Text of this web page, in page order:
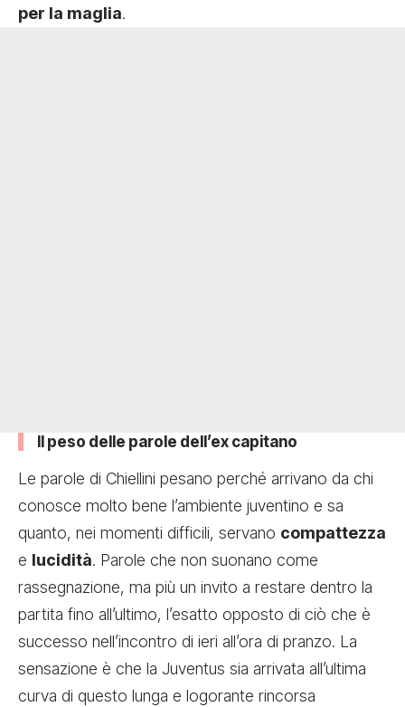
per la maglia.
Il peso delle parole dell’ex capitano
Le parole di Chiellini pesano perché arrivano da chi
conosce molto bene l’ambiente juventino e sa
quanto, nei momenti difficili, servano compattezza
e lucidità. Parole che non suonano come
rassegnazione, ma più un invito a restare dentro la
partita fino all’ultimo, l’esatto opposto di ciò che è
successo nell’incontro di ieri all’ora di pranzo. La
sensazione è che la Juventus sia arrivata all’ultima
curva di questo lunga e logorante rincorsa